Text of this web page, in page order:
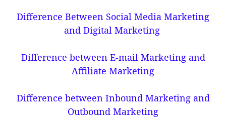
Difference Between Social Media Marketing
and Digital Marketing
Difference between E-mail Marketing and
Affiliate Marketing
Difference between Inbound Marketing and
Outbound Marketing